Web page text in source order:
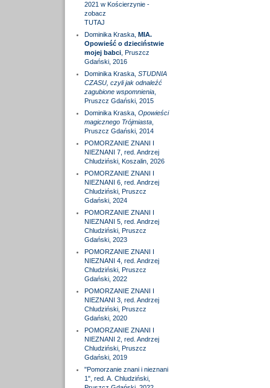
2021 w Kościerzynie -
zobacz
TUTAJ
Dominika Kraska, MIA.
Opowieść o dzieciństwie
mojej babci, Pruszcz
Gdański, 2016
Dominika Kraska, STUDNIA
CZASU, czyli jak odnaleźć
zagubione wspomnienia,
Pruszcz Gdański, 2015
Dominika Kraska, Opowieści
magicznego Trójmiasta,
Pruszcz Gdański, 2014
POMORZANIE ZNANI I
NIEZNANI 7, red. Andrzej
Chludziński, Koszalin, 2026
POMORZANIE ZNANI I
NIEZNANI 6, red. Andrzej
Chludziński, Pruszcz
Gdański, 2024
POMORZANIE ZNANI I
NIEZNANI 5, red. Andrzej
Chludziński, Pruszcz
Gdański, 2023
POMORZANIE ZNANI I
NIEZNANI 4, red. Andrzej
Chludziński, Pruszcz
Gdański, 2022
POMORZANIE ZNANI I
NIEZNANI 3, red. Andrzej
Chludziński, Pruszcz
Gdański, 2020
POMORZANIE ZNANI I
NIEZNANI 2, red. Andrzej
Chludziński, Pruszcz
Gdański, 2019
"Pomorzanie znani i nieznani
1", red. A. Chludziński,